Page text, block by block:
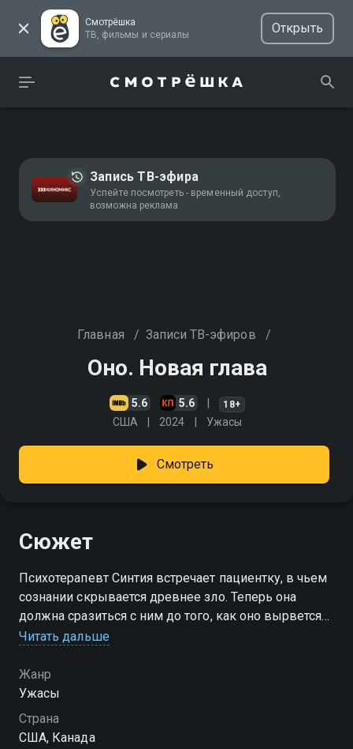
Смотрёшка
ТВ, фильмы и сериалы
Открыть
Запись ТВ-эфира
Успейте посмотреть - временный доступ,
возможна реклама
Главная / Записи ТВ-эфиров /
Оно. Новая глава
5.6 5.6 18+
США 2024 Ужасы
Смотреть
Сюжет
Психотерапевт Синтия встречает пациентку, в чьем
сознании скрывается древнее зло. Теперь она
должна сразиться с ним до того, как оно вырвется
на свободу
Читать дальше
Жанр
Ужасы
Страна
США, Канада